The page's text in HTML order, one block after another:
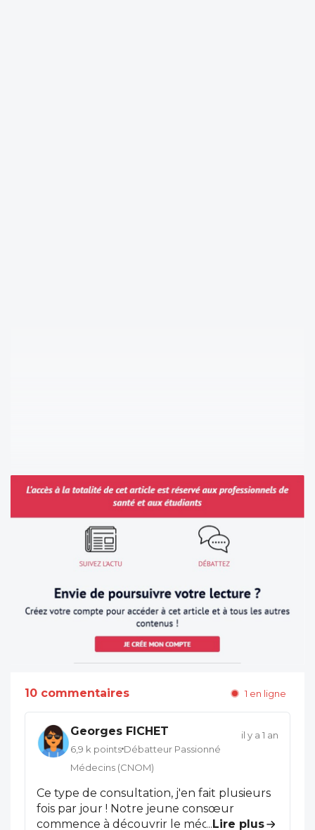
10 commentaires 1 en ligne
Georges FICHET
6,9 k points Débatteur Passionné
Médecins (CNOM)
il y a 1 an
Ce type de consultation, j'en fait plusieurs
fois par jour ! Notre jeune consœur
commence à découvrir le médecine, la
... Lire plus